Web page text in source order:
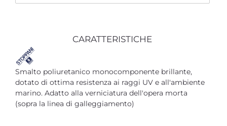
CARATTERISTICHE
Smalto poliuretanico monocomponente brillante,
dotato di ottima resistenza ai raggi UV e all'ambiente
marino. Adatto alla verniciatura dell'opera morta
(sopra la linea di galleggiamento)